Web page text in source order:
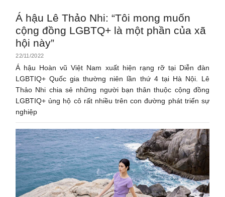
Á hậu Lê Thảo Nhi: “Tôi mong muốn
cộng đồng LGBTQ+ là một phần của xã
hội này”
22/11/2022
Á hậu Hoàn vũ Việt Nam xuất hiện rạng rỡ tại Diễn đàn
LGBTIQ+ Quốc gia thường niên lần thứ 4 tại Hà Nội. Lê
Thảo Nhi chia sẻ những người bạn thân thuộc cộng đồng
LGBTIQ+ ủng hộ cô rất nhiều trên con đường phát triển sự
nghiệp